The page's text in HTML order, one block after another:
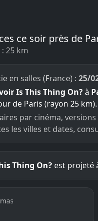
ce soir près de
25 km
en salles (France) : 25/
Is This Thing On?à
de Paris (rayon 25 km).
par cinéma,
les villes et dates,
Thing On? est projeté